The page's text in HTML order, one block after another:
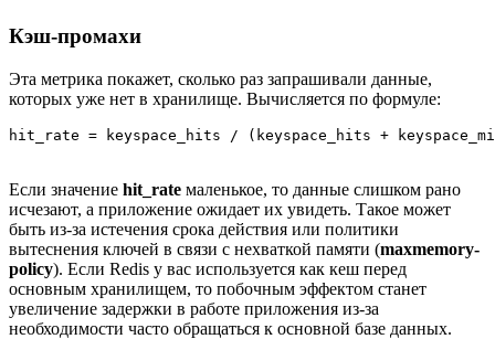
Кэш-промахи
Эта метрика покажет, сколько раз запрашивали данные,
которых уже нет в хранилище. Вычисляется по формуле:
Если значение hit_rate маленькое, то данные слишком рано
исчезают, а приложение ожидает их увидеть. Такое может
быть из-за истечения срока действия или политики
вытеснения ключей в связи с нехваткой памяти (maxmemory-
policy). Если Redis у вас используется как кеш перед
основным хранилищем, то побочным эффектом станет
увеличение задержки в работе приложения из-за
необходимости часто обращаться к основной базе данных.